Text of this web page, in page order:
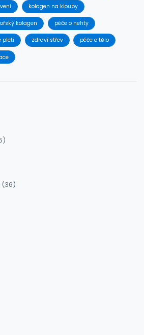
kolagen na klouby
kolagen péče o nehty
pleti zdraví střev péče o tělo
(36)